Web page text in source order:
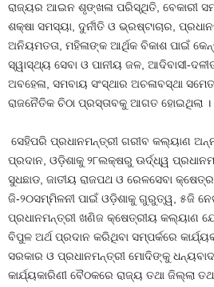
ରାଜ୍ୟର ଆଇନ ଶୃଙ୍ଖଳା ପରିସ୍ଥିତି, ବେକାରୀ
ଶକ୍ଷା ସମସ୍ୟା, ଦୁର୍ନୀତି ଓ ଭ୍ରଷ୍ଟାଚାର,
ଅନିୟମତତା, ମହିଳାଙ୍କ ଆର୍ଥିକ ବିକାଶ ପାଇଁ
ସ୍ୱାସ୍ଥ୍ୟ ସେବା ଓ ପାନୀୟ ଜଳ, ଆଦିବାସୀ-
ଅବହେଳା, ସମବାୟ ସଂସ୍ଥାର ଅଚଳାବସ୍ଥା
ରାଜନୈତିକ ଚିଠା ପ୍ରସ୍ତାବକୁ ଆଗତ ହୋଇଥିଲା ।
ସେହିପରି ପ୍ରଧାନମନ୍ତ୍ରୀ ଗରୀବ କଲ୍ୟାଣ
ପ୍ରଦାନ, ଓଡ଼ିଶାକୁ ୨୮ଲକ୍ଷରୁ ଊର୍ଦ୍ଧ୍ୱ
ସୁଧଛାଡ, ଜାତୀୟ ରାଜପଥ ଓ ରେଳସେବା
ଜି-୨୦ସମ୍ମିଳନୀ ପାଇଁ ଓଡ଼ିଶାକୁ ଗୁରୁତ୍ୱ, ୫ଜି
ପ୍ରଧାନମନ୍ତ୍ରୀ ଖଣିଜ କ୍ଷେତ୍ରୀୟ କଲ୍ୟାଣ
ବିପୁଳ ଅର୍ଥ ପ୍ରଦାନ କରିଥିବା ସମ୍ପର୍କରେ
ସରକାର ଓ ପ୍ରଧାନମନ୍ତ୍ରୀ ମୋଦିଙ୍କୁ ଧନ୍ୟବାଦ
କାର୍ଯ୍ୟକାରିଣୀ ବୈଠକରେ ରାଜ୍ୟ ତଥା ଜିଲ୍ଲା